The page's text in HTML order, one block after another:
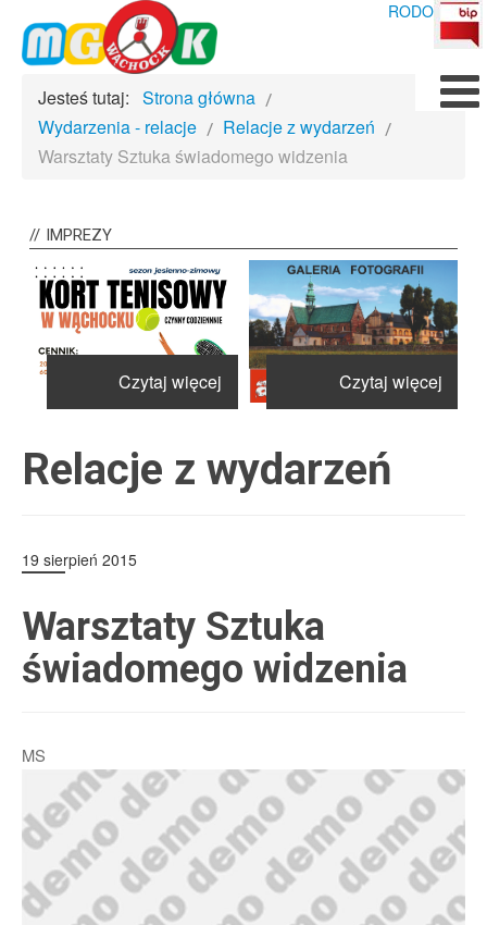
RODO
Jesteś tutaj: Strona główna
Wydarzenia - relacje
Relacje z wydarzeń
Warsztaty Sztuka świadomego widzenia
IMPREZY
Czytaj więcej Czytaj więcej
Relacje z wydarzeń
19 sierpień 2015
Warsztaty Sztuka
świadomego widzenia
MS